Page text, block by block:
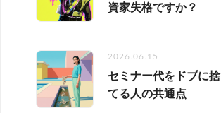
資家失格ですか？
2026.06.15
セミナー代をドブに捨
てる人の共通点